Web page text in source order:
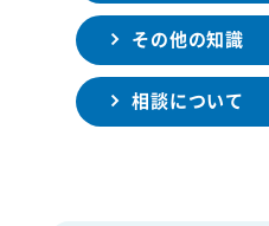
その他の知識
相談について